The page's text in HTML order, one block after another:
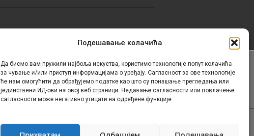
Подешавање колачића
Да бисмо вам пружили најбоља искуства, користимо технологије попут колачића
за чување и/или приступ информацијама о уређају. Сагласност за ове технологије
ће нам омогућити да обрађујемо податке као што су понашање прегледања или
јединствени ИД-ови на овој веб страници. Недавање сагласности или повлачење
сагласности може негативно утицати на одређене функције.
Архива Контакт